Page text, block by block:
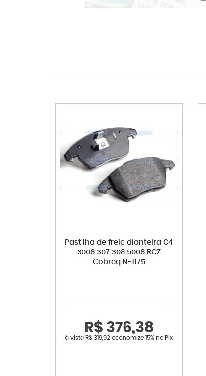
Pastilha de freio dianteira C4
3008 307 308 5008 RCZ
Cobreq N-1175
R$ 376,38
à vista R$ 319,92 economize15% no Pix